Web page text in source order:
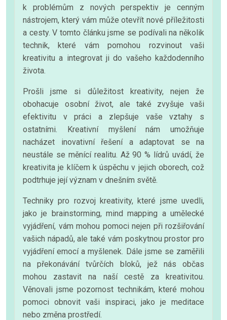
k problémům z nových perspektiv je cenným
nástrojem, který vám může otevřít nové příležitosti
a cesty. V tomto článku jsme se podívali na několik
technik, které vám pomohou rozvinout vaši
kreativitu a integrovat ji do vašeho každodenního
života.
Prošli jsme si důležitost kreativity, nejen že
obohacuje osobní život, ale také zvyšuje vaši
efektivitu v práci a zlepšuje vaše vztahy s
ostatními. Kreativní myšlení nám umožňuje
nacházet inovativní řešení a adaptovat se na
neustále se měnící realitu. Až 90 % lídrů uvádí, že
kreativita je klíčem k úspěchu v jejich oborech, což
podtrhuje její význam v dnešním světě.
Techniky pro rozvoj kreativity, které jsme uvedli,
jako je brainstorming, mind mapping a umělecké
vyjádření, vám mohou pomoci nejen při rozšiřování
vašich nápadů, ale také vám poskytnou prostor pro
vyjádření emocí a myšlenek. Dále jsme se zaměřili
na překonávání tvůrčích bloků, jež nás občas
mohou zastavit na naší cestě za kreativitou.
Věnovali jsme pozornost technikám, které mohou
pomoci obnovit vaši inspiraci, jako je meditace
nebo změna prostředí.